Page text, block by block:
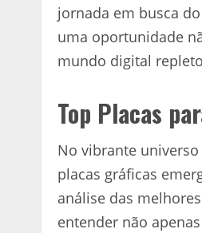
jornada em busca
uma oportunidade
mundo digital
Top Placas
No vibrante
placas gráficas
análise das
entender não